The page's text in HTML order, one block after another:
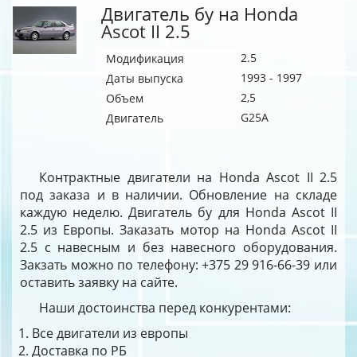
Двигатель бу на Honda
Ascot II 2.5
Модификация
2.5
Даты выпуска
1993 - 1997
Объем
2,5
Двигатель
G25A
Контрактные двигатели на Honda Ascot II 2.5
под заказа и в наличии. Обновление на складе
каждую неделю. Двигатель бу для Honda Ascot II
2.5 из Европы. Заказать мотор на Honda Ascot II
2.5 с навесным и без навесного оборудования.
Закзать можно по телефону: +375 29 916-66-39 или
оставить заявку на сайте.
Наши достоинства перед конкурентами:
Все двигатели из европы
Доставка по РБ